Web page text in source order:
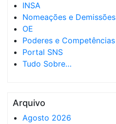
INSA
Nomeações e Demissões
OE
Poderes e Competências
Portal SNS
Tudo Sobre…
Arquivo
Agosto 2026